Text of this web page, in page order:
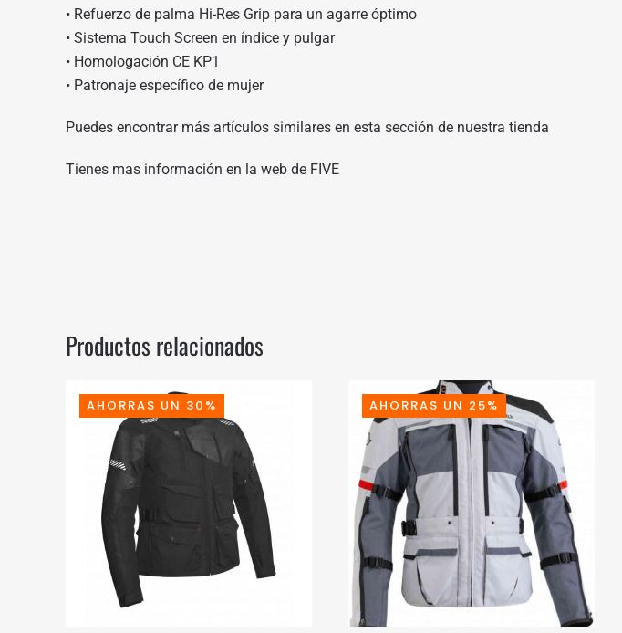
• Refuerzo de palma Hi-Res Grip para un agarre óptimo
• Sistema Touch Screen en índice y pulgar
• Homologación CE KP1
• Patronaje específico de mujer
Puedes encontrar más artículos similares en esta sección de nuestra tienda
Tienes mas información en la web de FIVE
Productos relacionados
AHORRAS UN 30% AHORRAS UN 25%